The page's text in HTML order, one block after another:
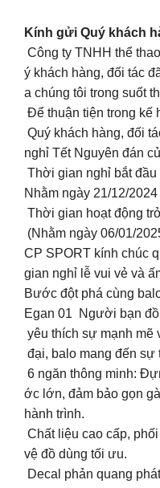
Kính gửi Quý khách
Công ty TNHH thể
ý khách hàng, đối tác
a chúng tôi trong suốt
Để thuận tiện trong kế
Quý khách hàng, đối
nghỉ Tết Nguyên đán
Thời gian nghỉ bắt
Nhằm ngày 21/12/
Thời gian hoạt động
(Nhằm ngày 06/01/
CP SPORT kính chúc
gian nghỉ lễ vui vẻ và
Bước đột phá cùng
Egan 01 Người bạn
yêu thích sự mạnh mẽ
đại, balo mang đến sự
6 ngăn thông minh:
ớc lớn, đảm bảo gọn
hành trình.
Chất liệu cao cấp,
vệ đồ dùng tối ưu.
Decal phản quang